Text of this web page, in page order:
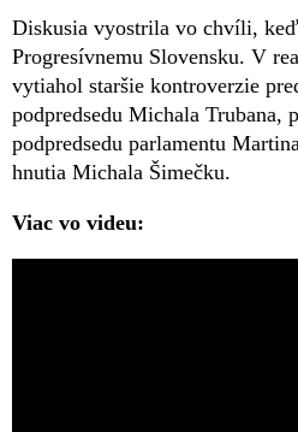
Diskusia vyostrila vo chvíli,
Progresívnemu Slovensku. V
vytiahol staršie kontroverzie
podpredsedu Michala Trubana,
podpredsedu parlamentu
hnutia Michala Šimečku.
Viac vo videu: